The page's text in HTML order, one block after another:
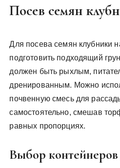
Посев семян
Для посева семян клубники
подготовить подходящий
должен быть рыхлым,
дренированным. Можно
почвенную смесь для
самостоятельно, смешав
равных пропорциях.
Выбор